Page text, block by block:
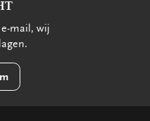
mail, wij